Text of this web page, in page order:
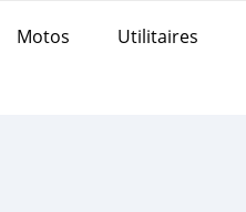
Motos Utilitaires